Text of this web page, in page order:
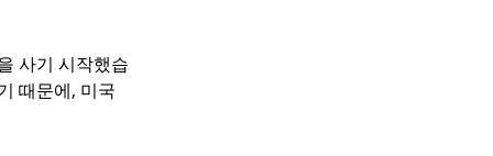
사기 시작했습
때문에, 미국